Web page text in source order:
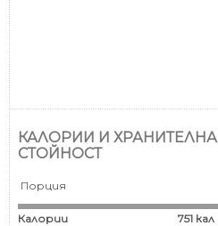
КАЛОРИИ И ХРАНИТЕЛНА
СТОЙНОСТ
Порция
Калории 751 кал